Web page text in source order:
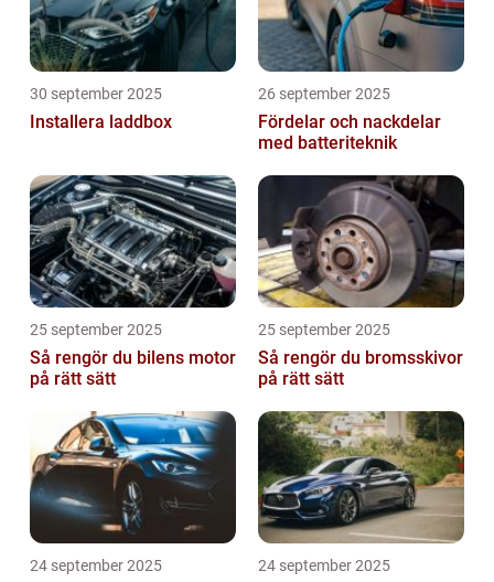
30 september 2025
Installera laddbox
26 september 2025
Fördelar och nackdelar
med batteriteknik
25 september 2025
Så rengör du bilens motor
på rätt sätt
25 september 2025
Så rengör du bromsskivor
på rätt sätt
24 september 2025 24 september 2025